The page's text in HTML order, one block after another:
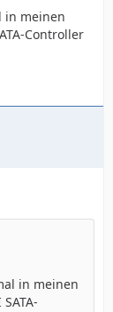
in meinen
Controller
in meinen